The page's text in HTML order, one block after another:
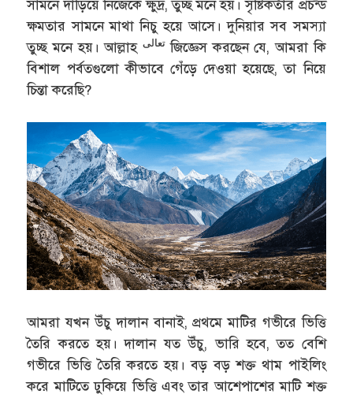
সামনে দাঁড়িয়ে নিজেকে ক্ষুদ্র, তুচ্ছ মনে হয়। সৃষ্টিকর্তার প্রচন্ড
ক্ষমতার সামনে মাথা নিচু হয়ে আসে। দুনিয়ার সব সমস্যা
তুচ্ছ মনে হয়। আল্লাহ تعالىজিজ্ঞেস করছেন যে, আমরা কি
বিশাল পর্বতগুলো কীভাবে গেঁড়ে দেওয়া হয়েছে, তা নিয়ে
চিন্তা করেছি?
আমরা যখন উঁচু দালান বানাই, প্রথমে মাটির গভীরে ভিত্তি
তৈরি করতে হয়। দালান যত উঁচু, ভারি হবে, তত বেশি
গভীরে ভিত্তি তৈরি করতে হয়। বড় বড় শক্ত থাম পাইলিং
করে মাটিতে ঢুকিয়ে ভিত্তি এবং তার আশেপাশের মাটি শক্ত